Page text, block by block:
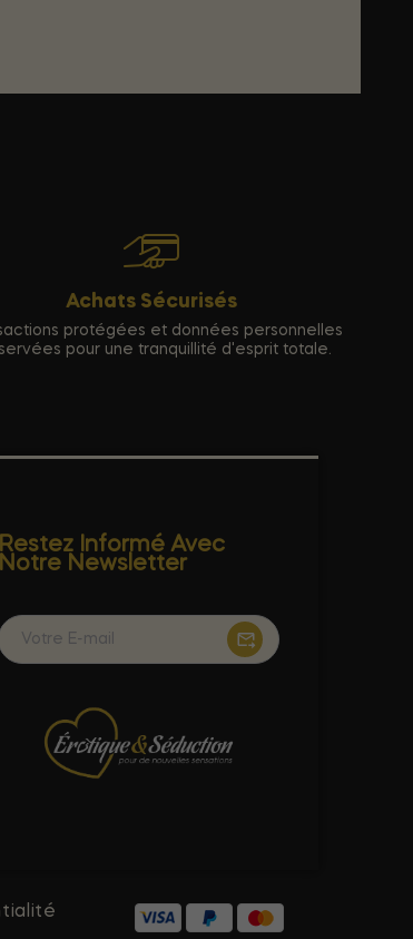
Achats Sécurisés
protégées et données personnelles
pour une tranquillité d'esprit totale.
Restez Informé Avec
Notre Newsletter